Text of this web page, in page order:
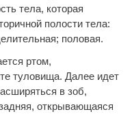
тела, которая
полости тела:
половая.
ртом,
туловища. Далее идет
в зоб,
открывающаяся